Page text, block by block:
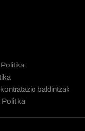
baldintzak
Politika